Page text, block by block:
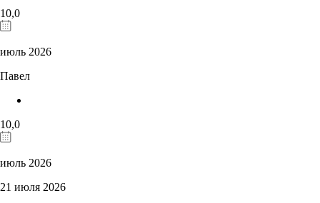
10,0
июль 2026
Павел
10,0
июль 2026
21 июля 2026